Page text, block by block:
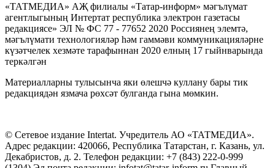
«ТАТМЕДИА» АҖ филиалы «Татар-информ» мәгълүмат
агентлыгының Интертат республика электрон газетасы
редакциясе» ЭЛ № ФС 77 - 77652 2020 Россиянең элемтә,
мәгълүмати технологияләр һәм гаммәви коммуникацияләрне
күзәтчелек хезмәте тарафыннан 2020 елның 17 гыйнварында
теркәлгән
Материалларны тулысынча яки өлешчә куллану бары тик
редакциядән язмача рөхсәт булганда гына мөмкин.
© Сетевое издание Intertat. Учредитель АО «ТАТМЕДИА».
Адрес редакции: 420066, Республика Татарстан, г. Казань, ул.
Декабристов, д. 2. Телефон редакции: +7 (843) 222-0-999